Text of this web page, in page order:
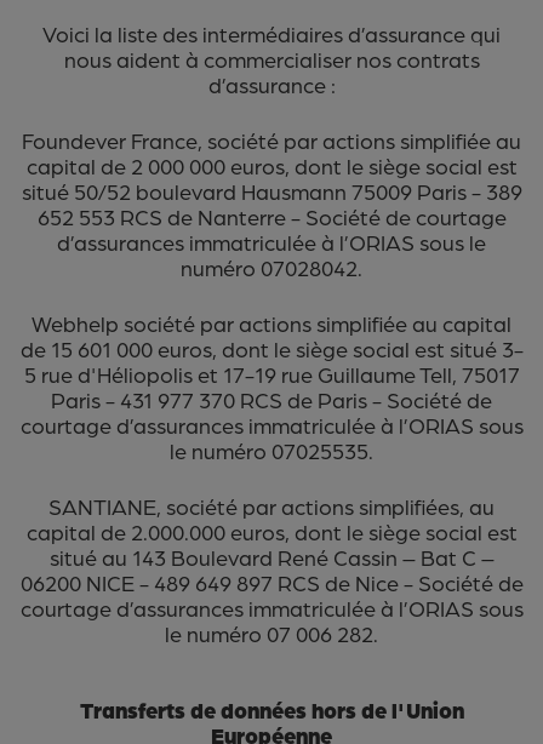
Voici la liste des intermédiaires d’assurance qui
nous aident à commercialiser nos contrats
d’assurance :
Foundever France, société par actions simplifiée au
capital de 2 000 000 euros, dont le siège social est
situé 50/52 boulevard Hausmann 75009 Paris - 389
652 553 RCS de Nanterre - Société de courtage
d’assurances immatriculée à l’ORIAS sous le
numéro 07028042.
Webhelp société par actions simplifiée au capital
de 15 601 000 euros, dont le siège social est situé 3-
5 rue d'Héliopolis et 17-19 rue Guillaume Tell, 75017
Paris - 431 977 370 RCS de Paris - Société de
courtage d’assurances immatriculée à l’ORIAS sous
le numéro 07025535.
SANTIANE, société par actions simplifiées, au
capital de 2.000.000 euros, dont le siège social est
situé au 143 Boulevard René Cassin – Bat C –
06200 NICE - 489 649 897 RCS de Nice - Société de
courtage d’assurances immatriculée à l’ORIAS sous
le numéro 07 006 282.
Transferts de données hors de l'Union
Européenne